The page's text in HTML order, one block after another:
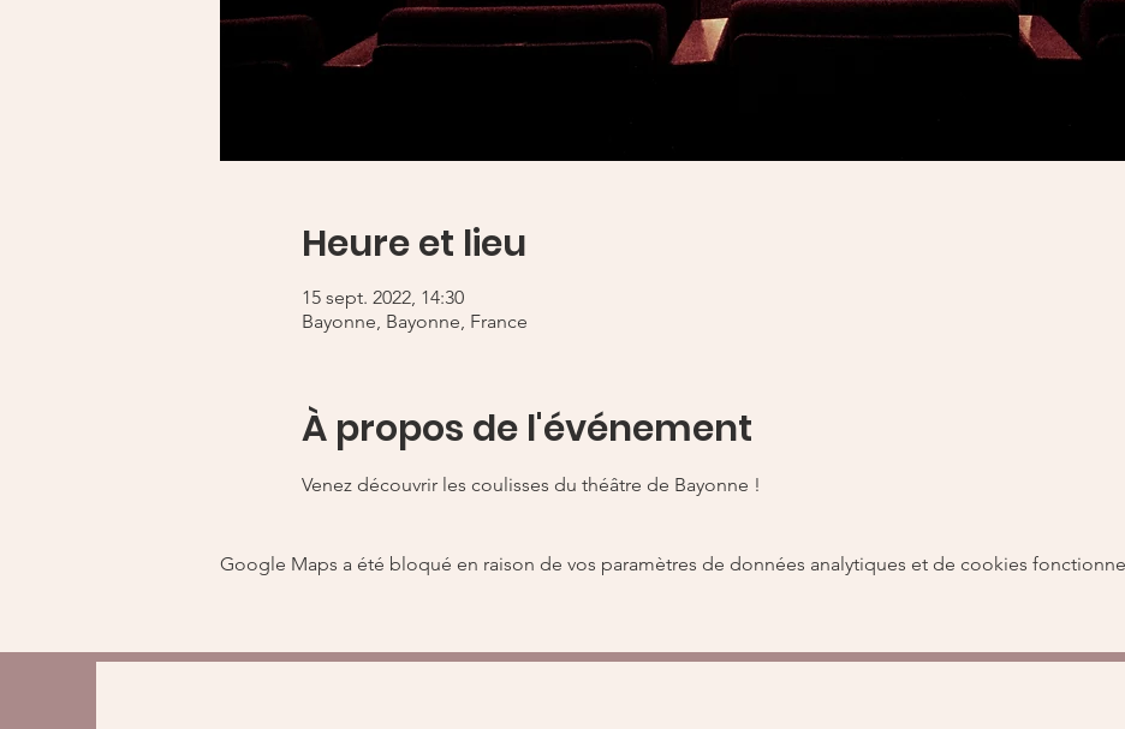
Heure et lieu
15 sept. 2022, 14:30
Bayonne, Bayonne, France
À propos de l'événement
Venez découvrir les coulisses du théâtre de Bayonne !
Google Maps a été bloqué en raison de vos paramètres de données analytiques et de cookies